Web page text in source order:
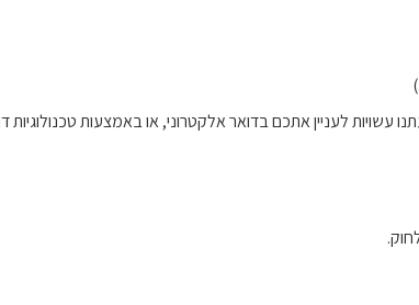
לעניין אתכם בדואר אלקטרוני, או באמצעות